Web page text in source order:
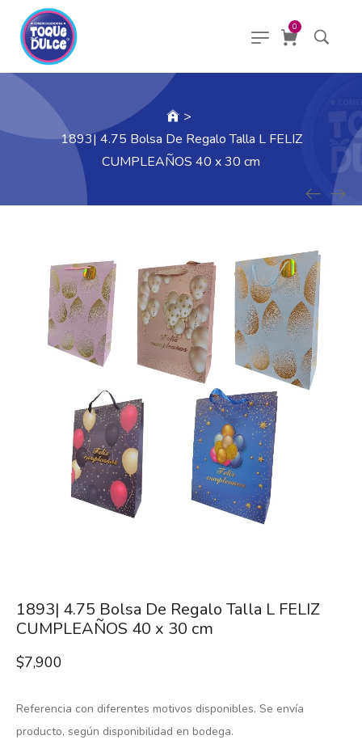
0
>
1893| 4.75 Bolsa De Regalo Talla L FELIZ
CUMPLEAÑOS 40 x 30 cm
1893| 4.75 Bolsa De Regalo Talla L FELIZ
CUMPLEAÑOS 40 x 30 cm
$7,900
Referencia con diferentes motivos disponibles. Se envía
producto, según disponibilidad en bodega.